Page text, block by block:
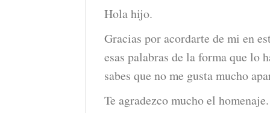
Hola hijo.
Gracias por acordarte de mi en
esas palabras de la forma que lo
sabes que no me gusta mucho
Te agradezco mucho el